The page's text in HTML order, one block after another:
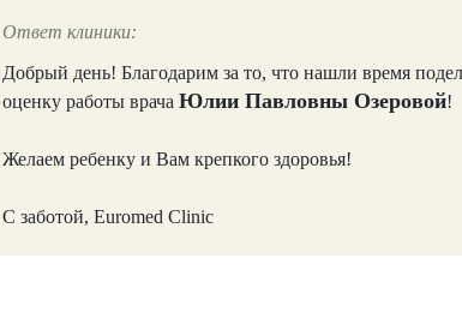
Ответ клиники:
Добрый день! Благодарим за то, что нашли время
оценку работы врача Юлии Павловны Озеровой!
Желаем ребенку и Вам крепкого здоровья!
С заботой, Euromed Clinic